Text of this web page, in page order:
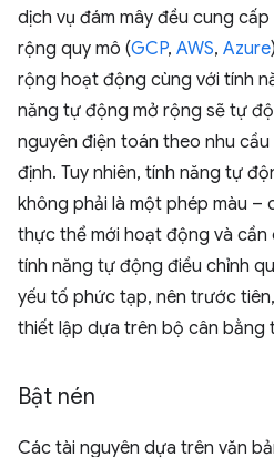
dịch vụ đám mây đều cung
rộng quy mô (GCP, AWS, Azure
rộng hoạt động cùng với tính
năng tự động mở rộng sẽ tự
nguyên điện toán theo nhu
định. Tuy nhiên, tính năng tự
không phải là một phép màu –
thực thể mới hoạt động và cần
tính năng tự động điều chỉnh
yếu tố phức tạp, nên trước
thiết lập dựa trên bộ cân bằng
Bật nén
Các tài nguyên dựa trên văn